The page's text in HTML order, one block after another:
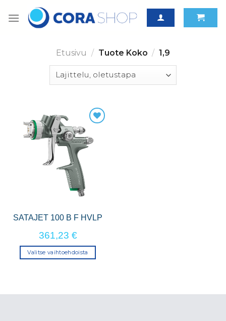
Etusivu / Tuote Koko / 1,9
SATAJET 100 B F HVLP
361,23 €
Valitse vaihtoehdoista
useampi